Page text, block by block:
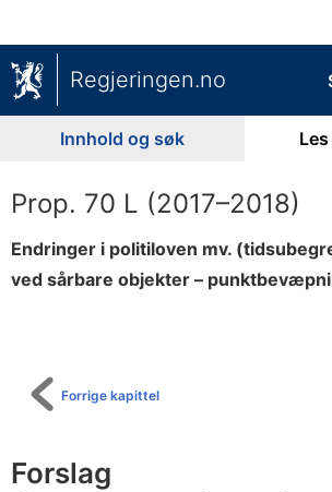
Regjeringen.no
Innhold og søk
Prop. 70 L (2017–2018)
Endringer i politiloven mv.
ved sårbare objekter –
Forrige kapittel
Forslag